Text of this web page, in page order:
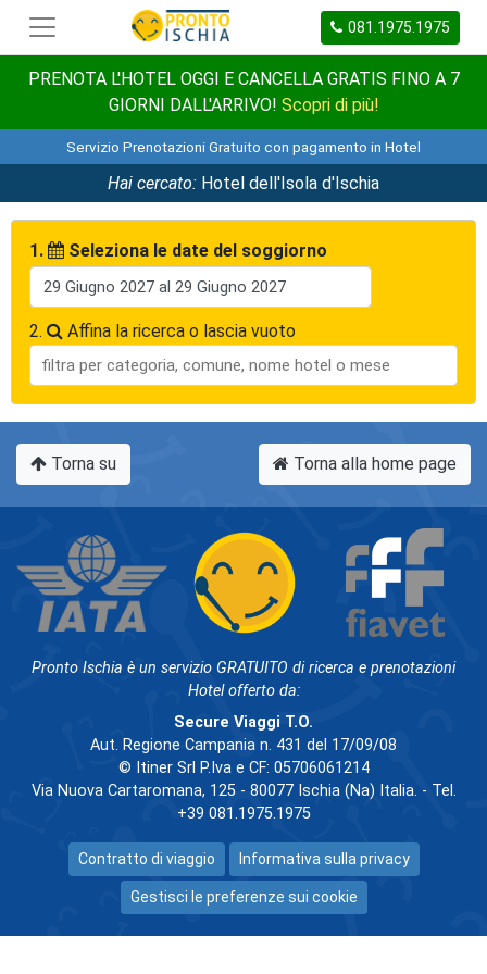
081.1975.1975
PRENOTA L'HOTEL OGGI E CANCELLA GRATIS FINO A 7
GIORNI DALL'ARRIVO! Scopri di più!
Servizio Prenotazioni Gratuito con pagamento in Hotel
Hai cercato: Hotel dell'Isola d'Ischia
1. Seleziona le date del soggiorno
2. Affina la ricerca o lascia vuoto
Torna su Torna alla home page
Pronto Ischia è un servizio GRATUITO di ricerca e prenotazioni
Hotel offerto da:
Secure Viaggi T.O.
Aut. Regione Campania n. 431 del 17/09/08
© Itiner Srl P.Iva e CF: 05706061214
Via Nuova Cartaromana, 125 - 80077 Ischia (Na) Italia. - Tel.
+39 081.1975.1975
Contratto di viaggio Informativa sulla privacy
Gestisci le preferenze sui cookie